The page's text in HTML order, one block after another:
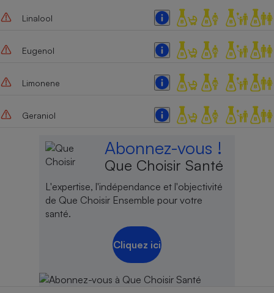
Linalool
Eugenol
Limonene
Geraniol
Abonnez-vous !
Que Choisir Santé
L'expertise, l'indépendance et l'objectivité
de Que Choisir Ensemble pour votre
santé.
Cliquez ici